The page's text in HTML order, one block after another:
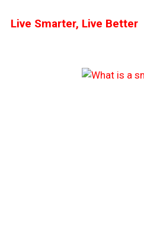
Live Smarter, Live Better